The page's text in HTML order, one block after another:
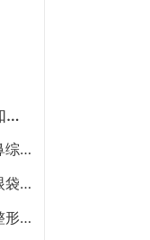
2026年西安知名的双眼皮医生都有谁？2026年西安双眼皮专家预约排行榜大全
陈书杨_广州博仕知美整形科仿生理隆鼻鼻综合鼻头鼻翼缩小专家
赵海成_北京新面孔医疗美容诊所双眼皮眼袋眼修复眼周年轻化专家
刘嘉锋_武汉同济医院整形美容外科耳廓整形与再造祛眼袋眼部整形专家